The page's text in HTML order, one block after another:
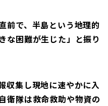
前で、半島という地理的
な困難が生じた」と振り
収集し現地に速やかに入
衛隊は救命救助や物資の